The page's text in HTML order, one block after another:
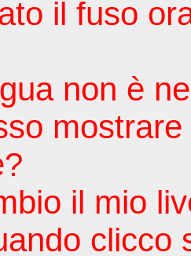
il fuso
non è
il mio
clicco